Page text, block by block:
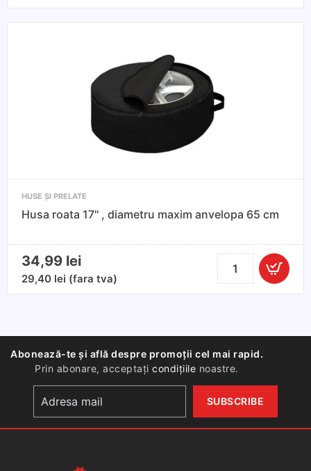
HUSE ȘI PRELATE
Husa roata 17'' , diametru maxim anvelopa 65 cm
34,99 lei
29,40 lei (fara tva)
Cantitate
Husa
maxim
anvelopa
65
Abonează-te și află despre promoții cel mai rapid.
Prin abonare, acceptațicondițiile noastre.